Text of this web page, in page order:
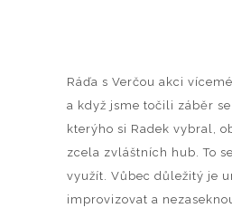
Ráďa s Verčou akci
a když jsme točili záběr
kterýho si Radek vybral,
zcela zvláštních hub. To
využít. Vůbec důležitý je
improvizovat a